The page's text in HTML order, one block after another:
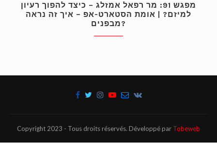
מפגש 91: מר רפאל אמזלג – כיצד להפוך רעיון
למיזם? | אומת הסטארט-אפ – איך זה נראה
מבפנים?
Copyright 2023 - Tous droits réservés. Développé par Tobeweb